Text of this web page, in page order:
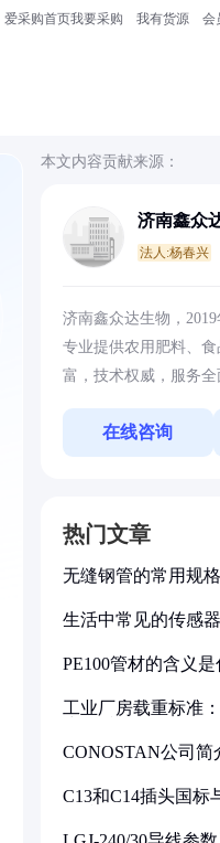
爱采购首页我要采购 我有货源 会
本文内容贡献来源：
济南鑫众
法人:杨春兴
济南鑫众达生物，
专业提供农用肥料、
富，技术权威，服务全
在线咨询
热门文章
无缝钢管的常用规
生活中常见的传感
PE100管材的含义是
工业厂房载重标准
CONOSTAN公司简
C13和C14插头国标